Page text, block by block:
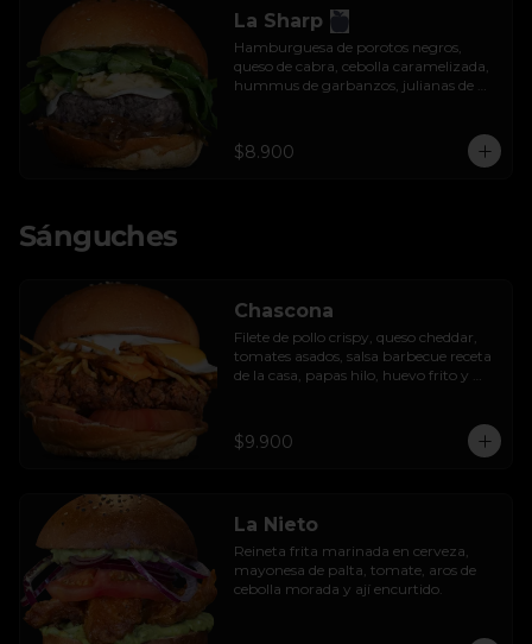
La Sharp
Hamburguesa de porotos negros,
queso de cabra, cebolla caramelizada,
hummus de garbanzos, julianas de
$8.900
Sánguches
Chascona
Filete de pollo crispy, queso cheddar,
tomates asados, salsa barbecue receta
de la casa, papas hilo, huevo frito y
$9.900
La Nieto
Reineta frita marinada en cerveza,
mayonesa de palta, tomate, aros de
cebolla morada y ají encurtido.